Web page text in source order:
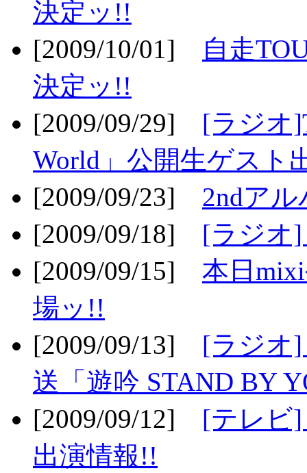
決定ッ!!
[2009/10/01]
自走
決定ッ!!
[2009/09/29] [ラジオ
World」公開生ゲスト
[2009/09/23] 2ndア
[2009/09/18] [ラジオ
[2009/09/15] 本日
場ッ!!
[2009/09/13] [ラジオ]
送「遊吟 STAND BY
[2009/09/12] [テレビ]
出演情報!!